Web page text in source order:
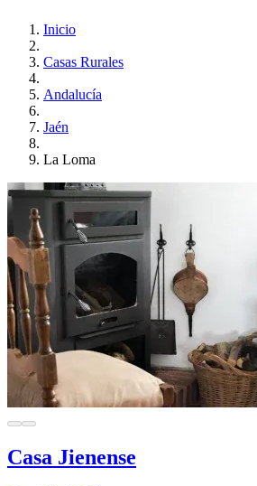
Inicio
Casas Rurales
Andalucía
Jaén
La Loma
Casa Jienense